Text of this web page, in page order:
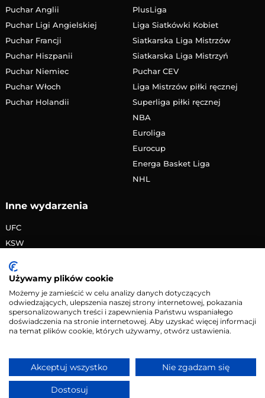
Puchar Anglii
Puchar Ligi Angielskiej
Puchar Francji
Puchar Hiszpanii
Puchar Niemiec
Puchar Włoch
Puchar Holandii
PlusLiga
Liga Siatkówki Kobiet
Siatkarska Liga Mistrzów
Siatkarska Liga Mistrzyń
Puchar CEV
Liga Mistrzów piłki ręcznej
Superliga piłki ręcznej
NBA
Euroliga
Eurocup
Energa Basket Liga
NHL
Inne wydarzenia
UFC
KSW
PRIME MMA
Żużlowa Ekstraliga
Speedway Grand Prix
Skoki narciarskie
Kontakt•Reklama• Polityka prywatności
Serwis wyłącznie dla osób powyżej 18 lat. Hazard może
Używamy plików cookie
Możemy je zamieścić w celu analizy danych dotyczących
odwiedzających, ulepszenia naszej strony internetowej, pokazania
spersonalizowanych treści i zapewnienia Państwu wspaniałego
doświadczenia na stronie internetowej. Aby uzyskać więcej informacji
na temat plików cookie, których używamy, otwórz ustawienia.
Akceptuj wszystko Nie zgadzam się
Dostosuj